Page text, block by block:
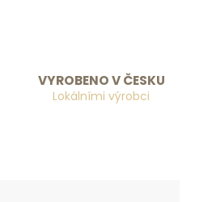
VYROBENO V ČESKU
Lokálními výrobci